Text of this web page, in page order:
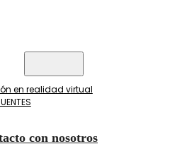
en realidad virtual
con nosotros